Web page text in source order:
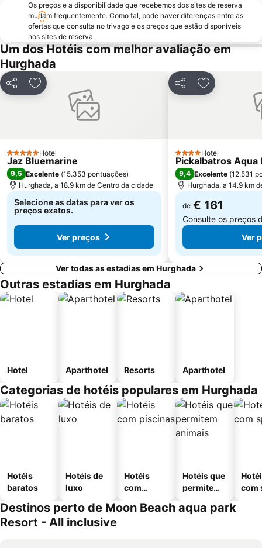
Os preços e a disponibilidade que recebemos dos sites de reserva
mudam frequentemente. Como tal, pode haver diferenças entre as
ofertas que consulta no trivago e os preços que estão disponíveis
nos sites de reserva.
Um dos Hotéis com melhor avaliação em
Hurghada
PartilharAdicionar aos favoritos
5 EstrelasHotel
Jaz Bluemarine
9,5 Excelente (15.353 pontuações)
Hurghada, a 18.9 km de Centro da cidade
Selecione as datas para ver os
preços exatos.
Ver preços
PartilharAdicionar
4 Estrelas
Hotel
Pickalbatros
9,4 Excelente (12.531
Hurghada, a 14.9 km
de € 161
Consulte os preços
Ver
Ver todas as estadias em Hurghada
Outras estadias em Hurghada
Hotel Aparthotel Resorts Aparthotel
Categorias de hotéis populares em Hurghada
Hotéis
baratos
Hotéis de
luxo
Hotéis
com
Hotéis que
permitem
com
Destinos perto de Moon Beach aqua park
Resort - All inclusive